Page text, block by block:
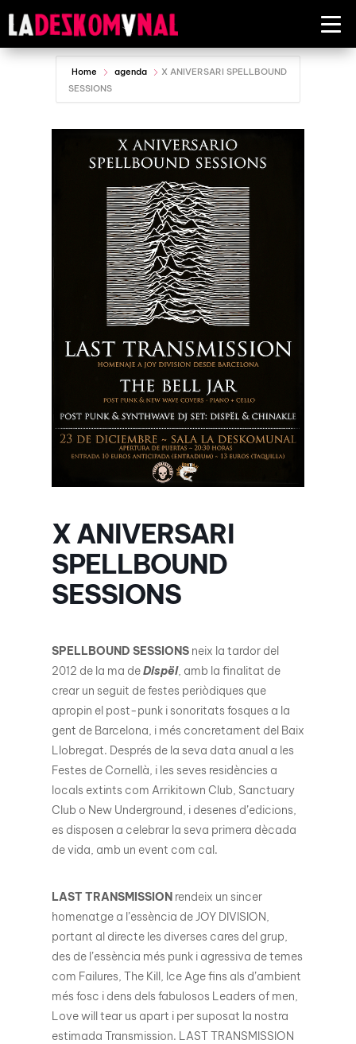
Home agenda
X ANIVERSARI SPELLBOUND
SESSIONS
X ANIVERSARI
SPELLBOUND
SESSIONS
SPELLBOUND SESSIONSneix la tardor del
2012 de la ma deDispël, amb la finalitat de
crear un seguit de festes periòdiques que
apropin el post-punk i sonoritats fosques a la
gent de Barcelona, i més concretament del Baix
Llobregat. Després de la seva data anual a les
Festes de Cornellà, i les seves residències a
locals extints com Arrikitown Club, Sanctuary
Club o New Underground, i desenes d’edicions,
es disposen a celebrar la seva primera dècada
de vida, amb un event com cal.
LAST TRANSMISSIONrendeix un sincer
homenatge a l’essència de JOY DIVISION,
portant al directe les diverses cares del grup,
des de l’essència més punk i agressiva de temes
com Failures, The Kill, Ice Age fins als d’ambient
més fosc i dens dels fabulosos Leaders of men,
Love will tear us apart i per suposat la nostra
estimada Transmission. LAST TRANSMISSION